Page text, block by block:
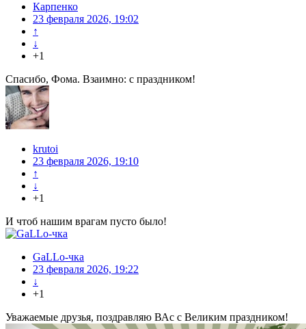
Карпенко
23 февраля 2026, 19:02
↑
↓
+1
Спасибо, Фома. Взаимно: с праздником!
krutoi
23 февраля 2026, 19:10
↑
↓
+1
И чтоб нашим врагам пусто было!
GaLLo-чка
23 февраля 2026, 19:22
↓
+1
Уважаемые друзья, поздравляю ВАс с Великим праздником!